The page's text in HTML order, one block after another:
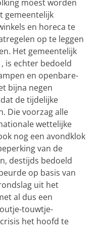
moest worden
gemeentelijk
en horeca te
op te leggen
Het gemeentelijk
is echter bedoeld
en openbare-
bijna negen
de tijdelijke
Die voorzag alle
wettelijke
nog een avondklok
van de
destijds bedoeld
op basis van
uit het
al dus een
touwtje-
het hoofd te